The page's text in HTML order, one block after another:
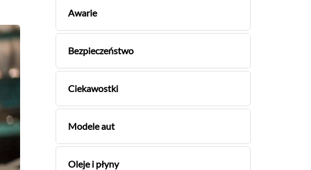
Awarie
Bezpieczeństwo
Ciekawostki
Modele aut
Oleje i płyny